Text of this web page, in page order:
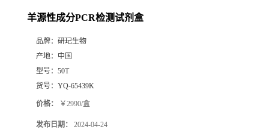
羊源性成分PCR检测试剂盒
品牌： 研玘生物
产地： 中国
型号： 50T
货号： YQ-65439K
价格： ￥2990/盒
发布日期： 2024-04-24